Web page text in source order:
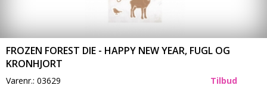
FROZEN FOREST DIE - HAPPY NEW YEAR, FUGL OG
KRONHJORT
Varenr.: 03629 Tilbud